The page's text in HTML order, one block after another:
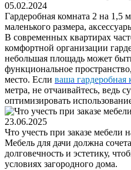
05.02.2024
Гардеробная комната 2 на 1,5
маленького размера,
В современных квартирах
комфортной организации
небольшая площадь может
функциональное
место. Если ваша гардеробная
метра, не отчаивайтесь, ведь
оптимизировать
23.06.2025
Что учесть при заказе мебели
Мебель для дачи должна
долговечность и эстетику,
условиях загородного дома.